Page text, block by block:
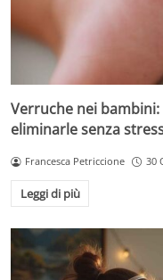
Verruche nei
eliminarle senza
Francesca Petriccione 30
Leggi di più